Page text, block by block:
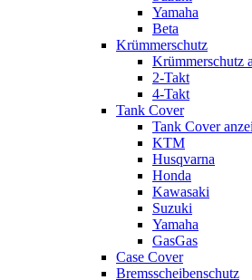
Yamaha
Beta
Krümmerschutz
Krümmerschutz
2-Takt
4-Takt
Tank Cover
Tank Cover
KTM
Husqvarna
Honda
Kawasaki
Suzuki
Yamaha
GasGas
Case Cover
Bremsscheibenschutz